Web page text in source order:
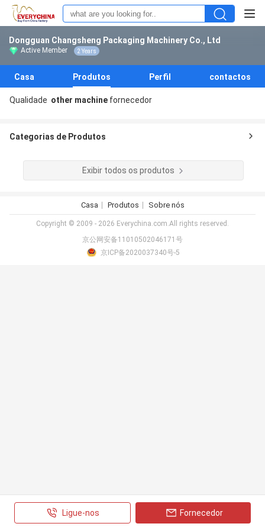
Dongguan Changsheng Packaging Machinery Co., Ltd
Active Member 2 Years
Casa Produtos Perfil contactos
Qualidade other machine fornecedor
Categorias de Produtos
Exibir todos os produtos
Ligue-nos Fornecedor
Casa Produtos Sobre nós
Copyright © 2009 - 2026 Everychina.com.All rights reserved.
京公网安备11010502046171号
京ICP备2020037340号-5